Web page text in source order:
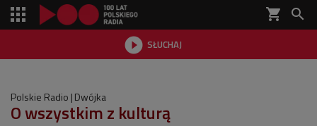
shopping_cart 
 SŁUCHAJ

Polskie Radio Dwójka
O wszystkim z kulturą